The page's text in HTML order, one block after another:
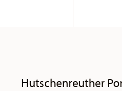
Hutschenreuther